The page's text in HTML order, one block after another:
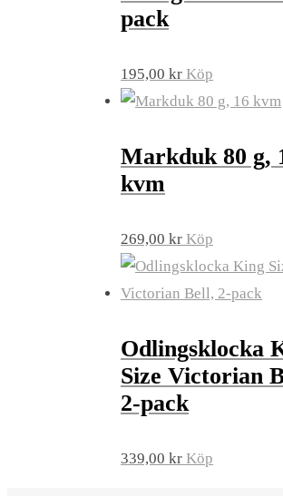
pack
195,00 kr Köp
Markduk 80 g,
kvm
269,00 kr Köp
Odlingsklocka
Size Victorian
2-pack
339,00 kr Köp